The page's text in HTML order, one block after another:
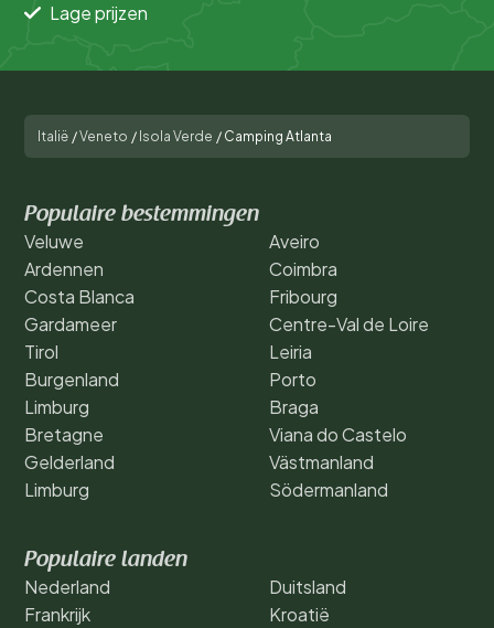
Lage prijzen
Italië /Veneto / Isola Verde / Camping Atlanta
Populaire bestemmingen
Veluwe
Ardennen
Costa Blanca
Gardameer
Tirol
Burgenland
Limburg
Bretagne
Gelderland
Limburg
Aveiro
Coimbra
Fribourg
Centre-Val de Loire
Leiria
Porto
Braga
Viana do Castelo
Västmanland
Södermanland
Populaire landen
Nederland
Frankrijk
Duitsland
Kroatië